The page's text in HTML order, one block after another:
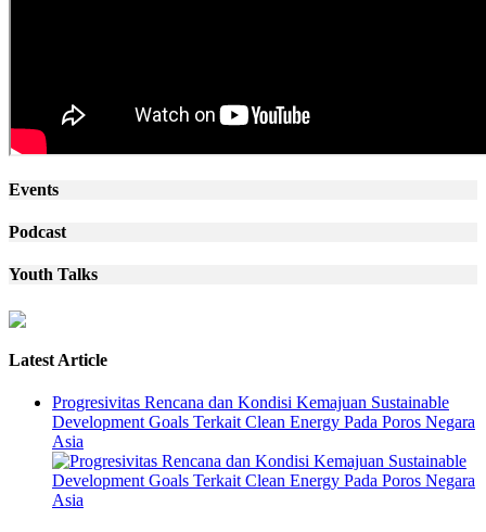
Events
Podcast
Youth Talks
Latest Article
Progresivitas Rencana dan Kondisi Kemajuan Sustainable
Development Goals Terkait Clean Energy Pada Poros Negara
Asia